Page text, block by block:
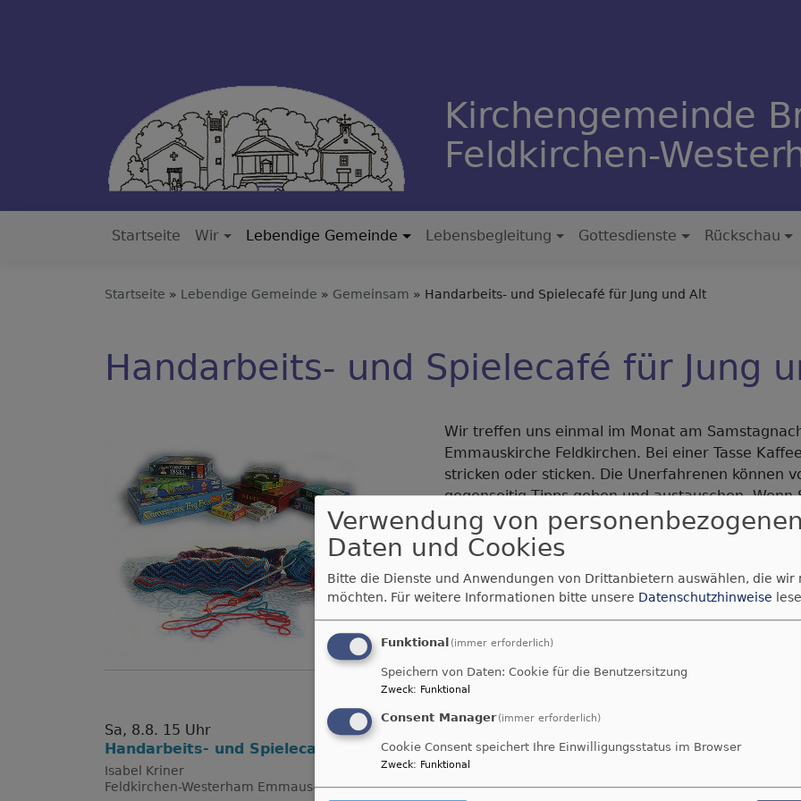
Kirchengemeinde
Feldkirchen-
Hauptnavigation
Startseite Wir Lebendige Gemeinde Lebensbegleitung Gottesdienste Rückschau
Startseite Lebendige Gemeinde Gemeinsam Handarbeits- und Spielecafé für Jung und Alt
Handarbeits- und Spielecafé für Jung
Wir treffen uns einmal im Monat am
Emmauskirche Feldkirchen. Bei einer Tasse
stricken oder sticken. Die Unerfahrenen können
gegenseitig Tipps geben und austauschen.
können, bringen wir es Ihnen gerne bei.
Wer lieber etwas spielen möchte, findet bei uns
gerne mitgebracht werden. Einige sind vorhanden.
Menschen jeden Alters sind willkommen!
In der Regel treffen wir uns jeden ersten
verschiebt sich der Termin allerdings, wenn der
Sa, 8.8. 15 Uhr
Handarbeits- und Spielecafé
Isabel Kriner
Feldkirchen-Westerham Emmaus-Gemeindezentrum
Verwendung von personenbezogenen
Daten und Cookies
Bitte die Dienste und Anwendungen von Drittanbietern auswählen, die wir
möchten. Für weitere Informationen bitte unsere Datenschutzhinweise
Funktional (immer erforderlich)
Speichern von Daten: Cookie für die Benutzersitzung
Zweck: Funktional
Consent Manager (immer erforderlich)
Cookie Consent speichert Ihre Einwilligungsstatus im Browser
Zweck: Funktional